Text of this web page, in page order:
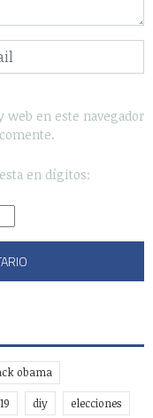
en este navegador
en dígitos:
obama
diy elecciones